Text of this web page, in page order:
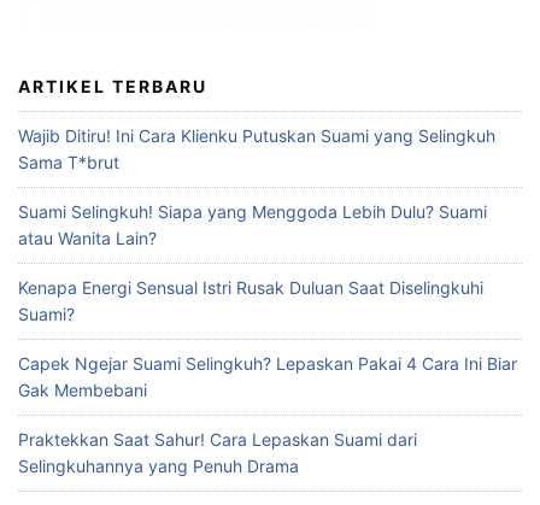
ARTIKEL TERBARU
Wajib Ditiru! Ini Cara Klienku Putuskan Suami yang Selingkuh
Sama T*brut
Suami Selingkuh! Siapa yang Menggoda Lebih Dulu? Suami
atau Wanita Lain?
Kenapa Energi Sensual Istri Rusak Duluan Saat Diselingkuhi
Suami?
Capek Ngejar Suami Selingkuh? Lepaskan Pakai 4 Cara Ini Biar
Gak Membebani
Praktekkan Saat Sahur! Cara Lepaskan Suami dari
Selingkuhannya yang Penuh Drama